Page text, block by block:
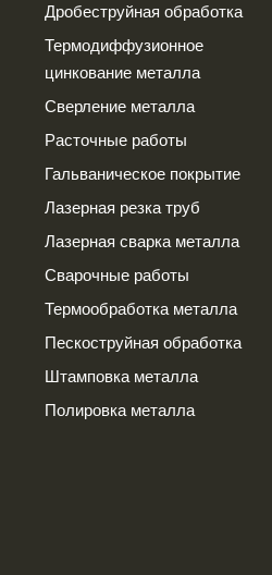
Дробеструйная обработка
Термодиффузионное
цинкование металла
Сверление металла
Расточные работы
Гальваническое покрытие
Лазерная резка труб
Лазерная сварка металла
Сварочные работы
Термообработка металла
Пескоструйная обработка
Штамповка металла
Полировка металла